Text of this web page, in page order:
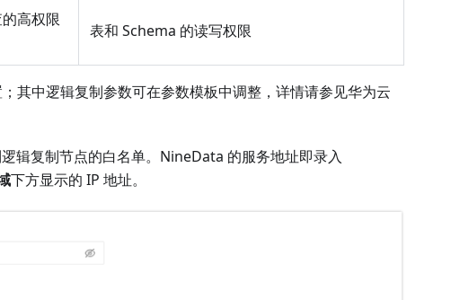
高权限
表和 Schema 的读写权限
其中逻辑复制参数可在参数模板中调整，详情请参见华为云
辑复制节点的白名单。NineData 的服务地址即录入
下方显示的 IP 地址。